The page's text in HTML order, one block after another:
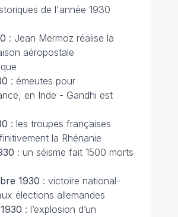
de l'année 1930
: Jean Mermoz réalise la
aéropostale
: émeutes pour
en Inde - Gandhi est
: les troupes françaises
la Rhénanie
: un séisme fait 1500 morts
1930 : victoire national-
élections allemandes
: l’explosion d’un